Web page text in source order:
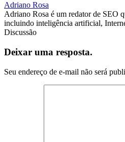
Adriano Rosa
Adriano Rosa é um redator de SEO
incluindo inteligência artificial,
Discussão
Deixar uma resposta.
Seu endereço de e-mail não será